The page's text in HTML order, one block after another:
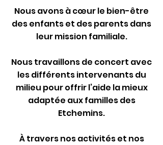
Nous avons à cœur le bien-être
des enfants et des parents dans
leur mission familiale.
Nous travaillons de concert avec
les différents intervenants du
milieu pour offrir l’aide la mieux
adaptée aux familles des
Etchemins.
À travers nos activités et nos